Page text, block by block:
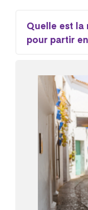
Quelle est la
pour partir